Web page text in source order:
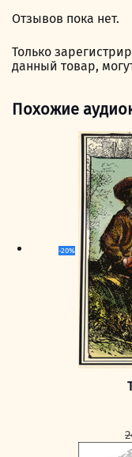
Отзывов пока нет.
Только
данный товар,
Похожие
-20%